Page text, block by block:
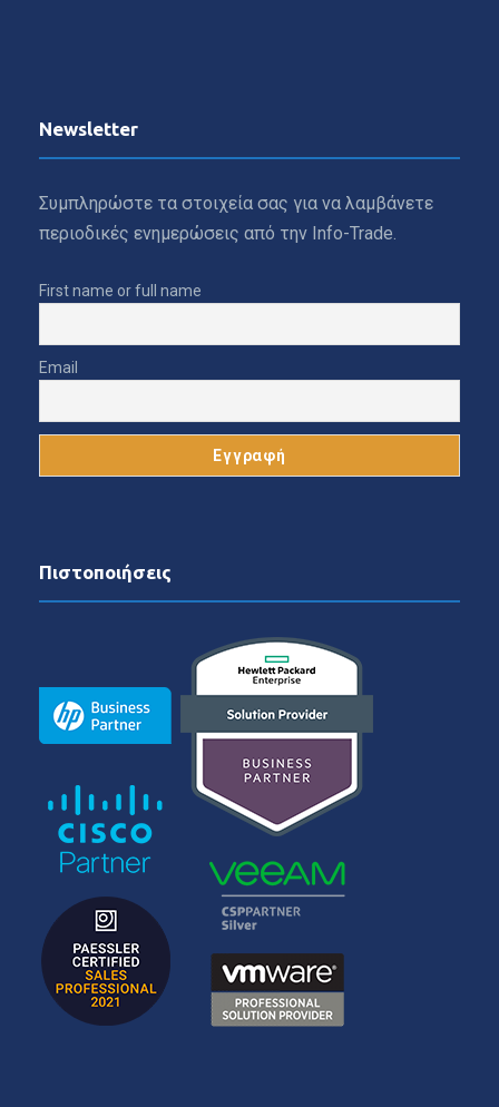
Newsletter
Συμπληρώστε τα στοιχεία σας για να λαμβάνετε
περιοδικές ενημερώσεις από την Info-Trade.
First name or full name
Email
Πιστοποιήσεις